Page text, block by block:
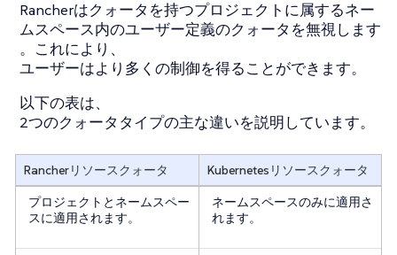
Rancherはクォータを持つプロジェクトに属するネー
ムスペース内のユーザー定義のクォータを無視します
。これにより、
ユーザーはより多くの制御を得ることができます。
以下の表は、
2つのクォータタイプの主な違いを説明しています。
Rancherリソースクォータ
Kubernetesリソースクォータ
プロジェクトとネームスペー
スに適用されます。
ネームスペースのみに適用さ
れます。